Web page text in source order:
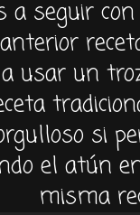
a seguir
usar un
si
elatún
misma